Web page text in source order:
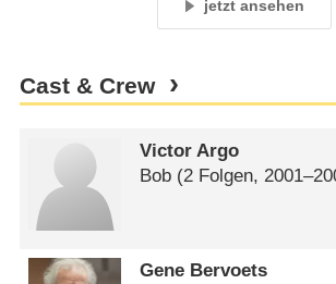
jetzt ansehen
Cast & Crew
Victor Argo
Bob (2 Folgen,
Gene Bervoets